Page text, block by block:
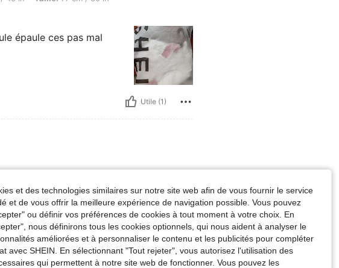
épaule ces pas mal
Utile (1)
totalement
Utile (0)
et des technologies similaires sur notre site web afin de vous fournir le service
et de vous offrir la meilleure expérience de navigation possible. Vous pouvez
ou définir vos préférences de cookies à tout moment à votre choix. En
nous définirons tous les cookies optionnels, qui nous aident à analyser le
améliorées et à personnaliser le contenu et les publicités pour compléter
avec SHEIN. En sélectionnant "Tout rejeter", vous autorisez l'utilisation des
qui permettent à notre site web de fonctionner. Vous pouvez les